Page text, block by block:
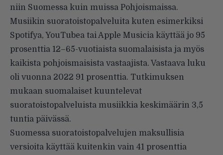
niin Suomessa kuin muissa Pohjoismaissa.
Musiikin suoratoistopalveluita kuten esimerkiksi
Spotifya, YouTubea tai Apple Musicia käyttää jo 95
prosenttia 12–65-vuotiaista suomalaisista ja myös
kaikista pohjoismaisista vastaajista. Vastaava luku
oli vuonna 2022 91 prosenttia. Tutkimuksen
mukaan suomalaiset kuuntelevat
suoratoistopalveluista musiikkia keskimäärin 3,5
tuntia päivässä.
Suomessa suoratoistopalvelujen maksullisia
versioita käyttää kuitenkin vain 41 prosenttia